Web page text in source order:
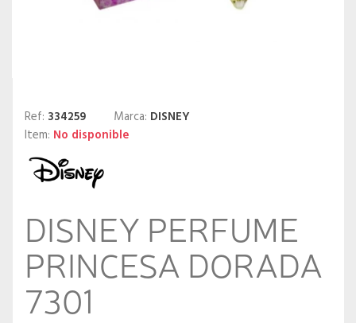
Ref: 334259 Marca: DISNEY
Item: No disponible
DISNEY PERFUME
PRINCESA DORADA
7301